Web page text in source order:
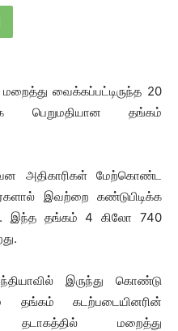
மறைத்து வைக்கப்பட்டிருந்த 20
பெறுமதியான தங்கம்
அதிகாரிகள் மேற்கொண்ட
இவற்றை கண்டுபிடிக்க
இந்த தங்கம் 4 கிலோ 740
இருந்து கொண்டு
தங்கம் கடற்படையினரின்
மறைத்து